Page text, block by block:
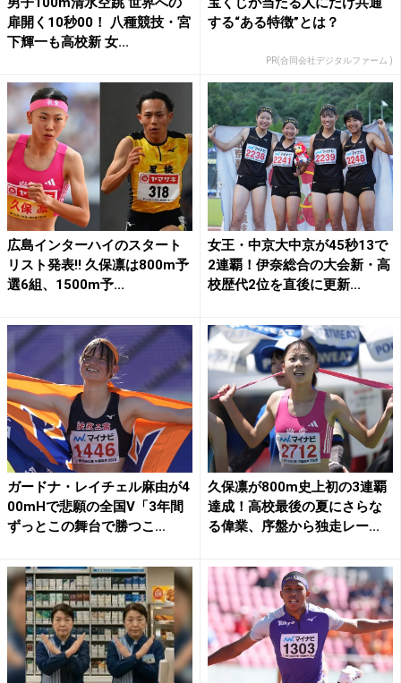
扉開く10秒00！ 八種競技・宮
下輝一も高校新 女...
する“ある特徴”とは？
PR(合同会社デジタルファーム )
広島インターハイのスタート
リスト発表!! 久保凛は800m予
選6組、1500m予...
女王・中京大中京が45秒13で
2連覇！伊奈総合の大会新・高
校歴代2位を直後に更新...
ガードナ・レイチェル麻由が4
00mHで悲願の全国V「3年間
ずっとこの舞台で勝つこ...
久保凛が800m史上初の3連覇
達成！高校最後の夏にさらな
る偉業、序盤から独走レー...